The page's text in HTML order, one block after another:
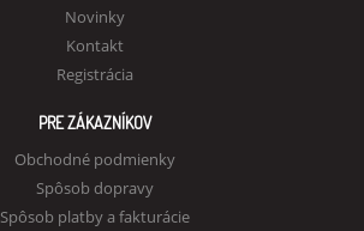
Novinky
Kontakt
Registrácia
PRE ZÁKAZNÍKOV
Obchodné podmienky
Spôsob dopravy
Spôsob platby a fakturácie